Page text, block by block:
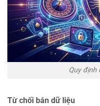
Quy định
Từ chối bán dữ liệu